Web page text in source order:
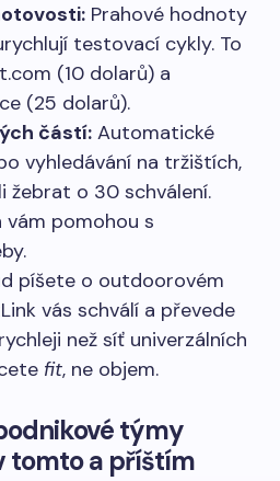
Prahové hodnoty
testovací cykly. To
(10 dolarů) a
(25 dolarů).
částí: Automatické
vyhledávání na tržištích,
žebrat o 30 schválení.
vám pomohou s
píšete o outdoorovém
vás schválí a převede
než síť univerzálních
fit, ne objem.
týmy
tomto a příštím